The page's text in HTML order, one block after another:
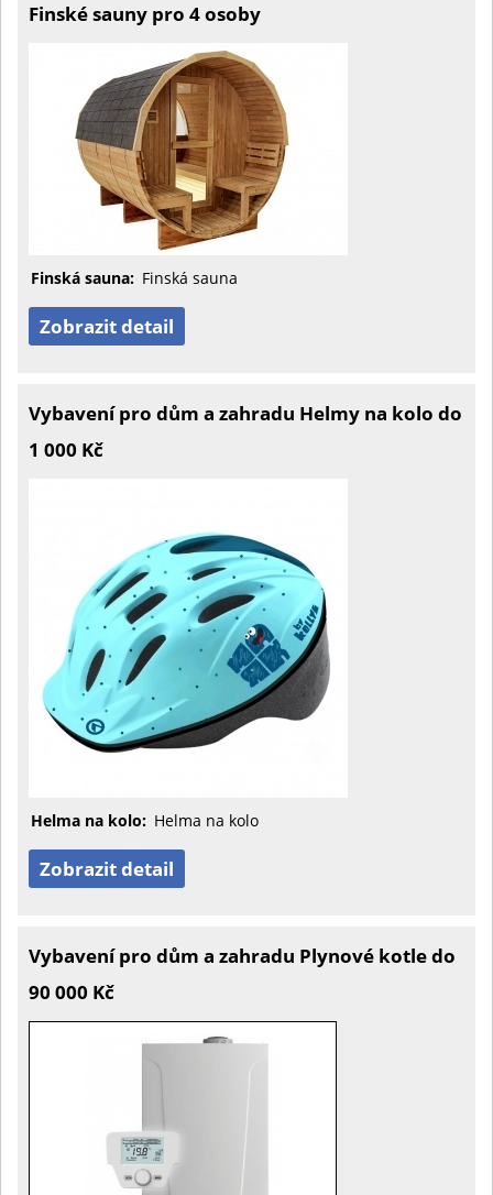
Finské sauny pro 4 osoby
Finská sauna: Finská sauna
Zobrazit detail
Vybavení pro dům a zahradu Helmy na kolo do
1 000 Kč
Helma na kolo: Helma na kolo
Zobrazit detail
Vybavení pro dům a zahradu Plynové kotle do
90 000 Kč